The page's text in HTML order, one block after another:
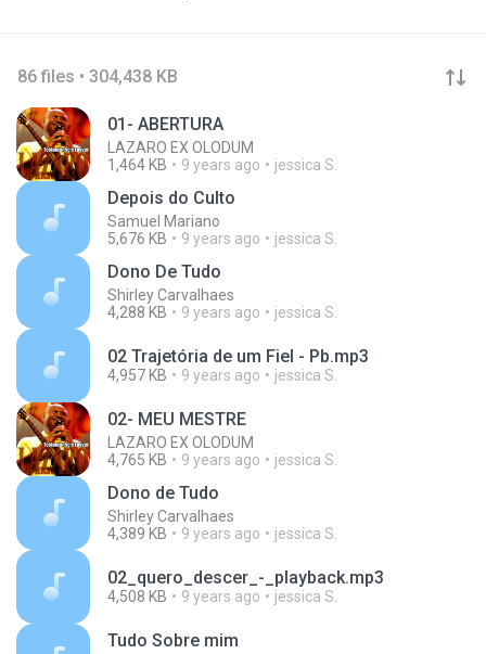
86 files • 304,438 KB
01- ABERTURA
LAZARO EX OLODUM
1,464 KB
9 years ago jessica S.
Depois do Culto
Samuel Mariano
5,676 KB
9 years ago jessica S.
Dono De Tudo
Shirley Carvalhaes
4,288 KB
9 years ago jessica S.
02 Trajetória de um Fiel - Pb.mp3
4,957 KB 9 years ago jessica S.
02- MEU MESTRE
LAZARO EX OLODUM
4,765 KB
9 years ago jessica S.
Dono de Tudo
Shirley Carvalhaes
4,389 KB
9 years ago jessica S.
02_quero_descer_-_playback.mp3
4,508 KB 9 years ago jessica S.
Tudo Sobre mim